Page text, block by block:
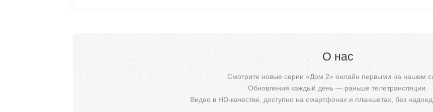
О нас
Смотрите новые серии «Дом 2» онлайн первыми на нашем
Обновления каждый день — раньше телетрансляции.
Видео в HD-качестве, доступно на смартфонах и планшетах, без